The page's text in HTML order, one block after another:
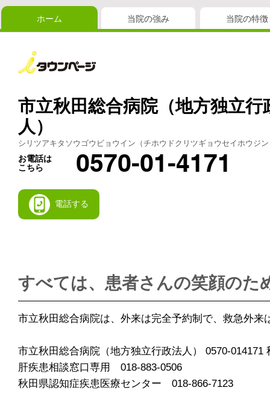
ホーム 当院の強み 当院の特徴
市立秋田総合病院（地方独立行
人）
シリツアキタソウゴウビョウイン（チホウドクリツギョウセイホウジ
お電話は
こちら
0570-01-4171
電話する
すべては、患者さんの笑顔のた
市立秋田総合病院は、外来は完全予約制で、救急外来
市立秋田総合病院（地方独立行政法人） 0570-014171
肝疾患相談窓口専用 018-883-0506
秋田県認知症疾患医療センター 018-866-7123